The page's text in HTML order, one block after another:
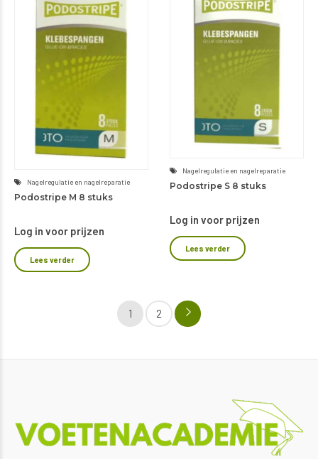
Nagelregulatie en nagelreparatie
Podostripe M 8 stuks
Log in voor prijzen
Lees verder
Nagelregulatie en nagelreparatie
Podostripe S 8 stuks
Log in voor prijzen
Lees verder
1 2 →